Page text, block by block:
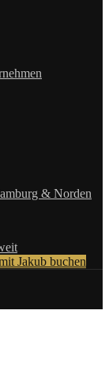
& Norden
Jakub buchen